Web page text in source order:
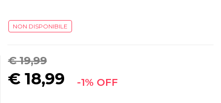
NON DISPONIBILE
€ 19,99
€18,99 -1% OFF